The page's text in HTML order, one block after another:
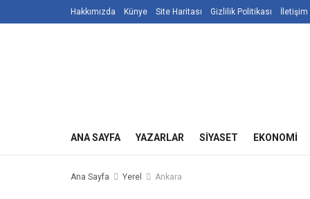
Hakkımızda Künye Site Haritası Gizlilik Politikası İletişim
ANA SAYFA YAZARLAR SIYASET EKONOMI
Ana Sayfa Yerel Ankara